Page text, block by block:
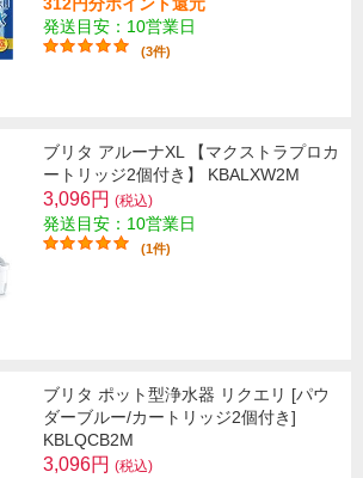
312円分ポイント還元
発送目安：10営業日
(3件)
ブリタ アルーナXL 【マクストラプロカ
ートリッジ2個付き】 KBALXW2M
3,096円 (税込)
発送目安：10営業日
(1件)
ブリタ ポット型浄水器 リクエリ [パウ
ダーブルー/カートリッジ2個付き]
KBLQCB2M
3,096円 (税込)